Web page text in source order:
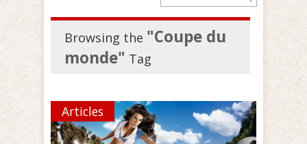
Browsing the "Coupe du
monde" Tag
Articles